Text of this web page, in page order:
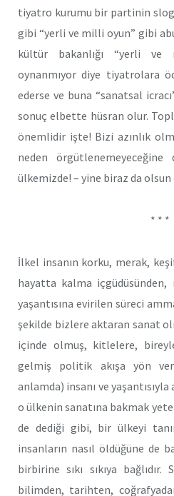
tiyatro kurumu bir partinin
gibi “yerli ve milli oyun” gibi
kültür bakanlığı “yerli ve
oynanmıyor diye tiyatrolara
ederse ve buna “sanatsal
sonuç elbette hüsran olur.
önemlidir işte! Bizi azınlık
neden
ülkemizde! – yine biraz da
* * *
İlkel insanın korku, merak,
hayatta kalma içgüdüsünden,
yaşantısına evirilen süreci
şekilde bizlere aktaran sanat
içinde olmuş, kitlelere,
gelmiş politik akışa yön
anlamda) insanı ve
o ülkenin sanatına bakmak
de dediği gibi, bir ülkeyi
insanların nasıl öldüğüne de
birbirine sıkı sıkıya
bilimden, tarihten,